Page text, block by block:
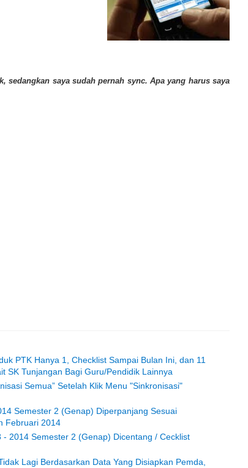
sedangkan saya sudah pernah sync. Apa yang harus saya
PTK Hanya 1, Checklist Sampai Bulan Ini, dan 11
SK Tunjangan Bagi Guru/Pendidik Lainnya
Semua” Setelah Klik Menu "Sinkronisasi"
Semester 2 (Genap) Diperpanjang Sesuai
Februari 2014
2014 Semester 2 (Genap) Dicentang / Cecklist
Lagi Berdasarkan Data Yang Disiapkan Pemda,